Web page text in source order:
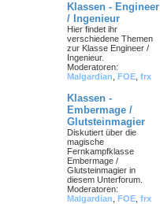
Klassen - Engineer
/ Ingenieur
Hier findet ihr
verschiedene Themen
zur Klasse Engineer /
Ingenieur.
Moderatoren:
Malgardian FOE frx
Klassen -
Embermage /
Glutsteinmagier
Diskutiert über die
magische
Fernkampfklasse
Embermage /
Glutsteinmagier in
diesem Unterforum.
Moderatoren:
Malgardian FOE frx